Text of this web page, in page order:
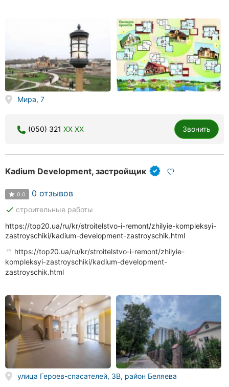
Мира, 7
(050) 321 XX XX Звонить
Kadium Development, застройщик
0.0 0 отзывов
done строительные работы
https://top20.ua/ru/kr/stroitelstvo-i-remont/zhilyie-kompleksyi-
zastroyschiki/kadium-development-zastroyschik.html
https://top20.ua/ru/kr/stroitelstvo-i-remont/zhilyie-
kompleksyi-zastroyschiki/kadium-development-
zastroyschik.html
улица Героев-спасателей, 3В, район Беляева